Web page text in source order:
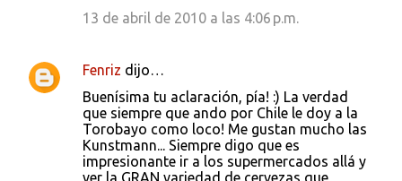
13 de abril de 2010 a las 4:06 p.m.
Fenriz dijo…
Buenísima tu aclaración, pía! :) La verdad
que siempre que ando por Chile le doy a la
Torobayo como loco! Me gustan mucho las
Kunstmann... Siempre digo que es
impresionante ir a los supermercados allá y
ver la GRAN variedad de cervezas que